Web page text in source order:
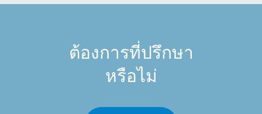
ต้องการที่ปรึกษา
หรือไม่